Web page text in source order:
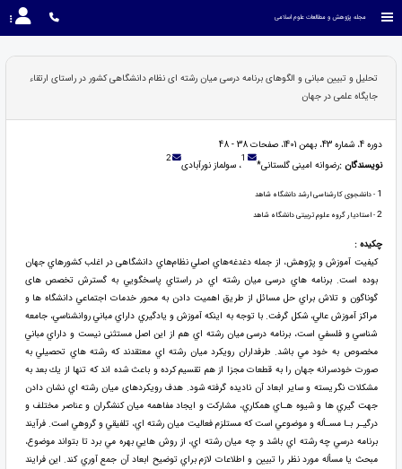
مجله پژوهش و مطالعات علوم اسلامی
تحلیل و تبیین مبانی و الگوهای برنامه درسی میان رشته ای نظام دانشگاهی کشور در راستای ارتقاء
جایگاه علمی در جهان
دوره 4، شماره 43، بهمن 1401، صفحات 38 - 48
نویسندگان :رضوانه امینی گلستانی* 1، سولماز نورآبادی 2
1 - دانشجوی کارشناسی ارشد دانشگاه شاهد
2- استادیار گروه علوم تربیتی دانشگاه شاهد
چکیده :
كيفيت آموزش و پژوهش، از جمله دغدغه‌هاي اصلي نظام‌هاي دانشگاهی در اغلب كشورهاي جهان
بوده است. برنامه هاي درسی میان رشته اي در راستاي پاسخگويي به گسترش تخصص های
گوناگون و تلاش براي حل مسائل از طريق اهميت دادن به محور خدمات اجتماعي دانشگاه ها و
مراكز آموزش عالي، شكل گرفت. با توجه به اینکه آموزش و يادگيري داراي مباني روانشناسي، جامعه
شناسي و فلسفي است، برنامه درسی میان رشته اي هم از اين اصل مستثنی نيست و داراي مباني
مخصوص به خود مي باشد. طرفداران رويكرد میان رشته اي معتقدند كه رشته هاي تحصيلي به
صورت خودسرانه جهان را به قطعات مجزا از هم تقسيم كرده و باعث شده اند كه تنها از يك بعد به
مشكلات نگريسته و ساير ابعاد آن ناديده گرفته شود. هدف رويكردهای ميان رشته اي نشان دادن
جهت گيري ها و شيوه هـاي همكاري، مشاركت و ايجاد مفاهمه ميان كنشگران و عناصر مختلف و
درگيـر بـا مسـأله و موضوعي است كه مستلزم فعاليت میان رشته اي، تلفيقي و گروهي است. فرآيند
برنامه درسي چه رشته اي باشد و چه ميان رشته اي، از روش هايي بهره مي برد تا بتواند موضوع،
مبحث يا مسأله مورد نظر را تبيين و اطلاعات لازم براي توضيح ابعاد آن جمع آوري كند. اين فرايند